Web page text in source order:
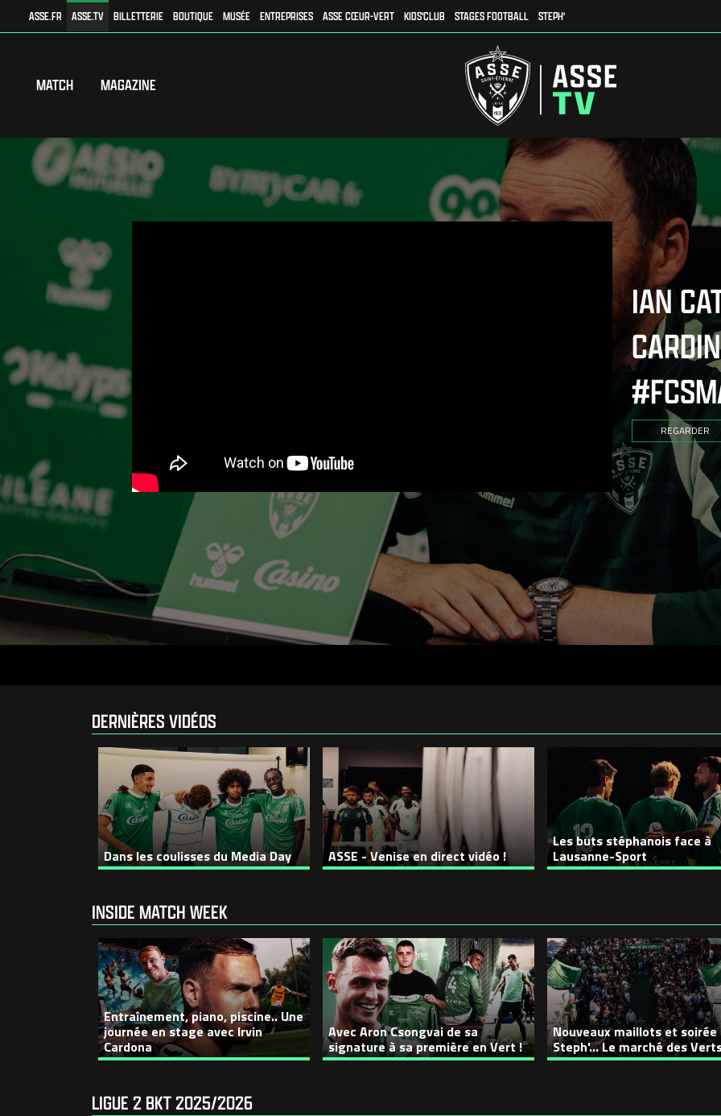
ASSE.FR ASSE.TV BILLETTERIE BOUTIQUE MUSÉE ENTREPRISES ASSE CŒUR-VERT KIDS'CLUB STAGES FOOTBALL STEPH'
MATCH MAGAZINE
IAN
REGARDER
DERNIÈRES VIDÉOS
Dans les coulisses du Media Day ASSE - Venise en direct vidéo !
Les buts stéphanois face à
Lausanne-Sport
INSIDE MATCH WEEK
Entraînement, piano, piscine.. Une
journée en stage avec Irvin
Cardona
Avec Aron Csongvai de sa
signature à sa première en Vert !
Nouveaux maillots et
Steph'... Le marché des
LIGUE 2 BKT 2025/2026